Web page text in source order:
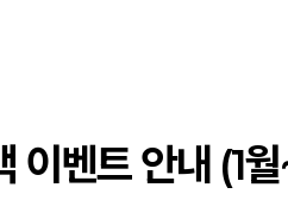
이벤트 안내 (1